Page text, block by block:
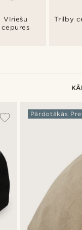
Vīriešu
cepures
Trilby
Pārdotākās